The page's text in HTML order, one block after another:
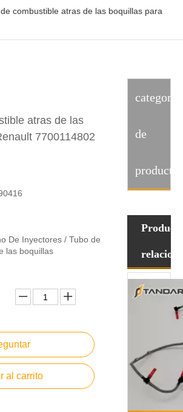
combustible atras de las boquillas para
atras de las
7700114802
De Inyectores / Tubo de
las boquillas
al carrito
categoria
de
producto